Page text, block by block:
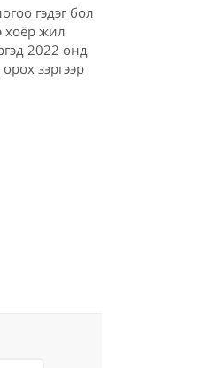
гэдэг бол
хоёр жил
2022 онд
зэргээр